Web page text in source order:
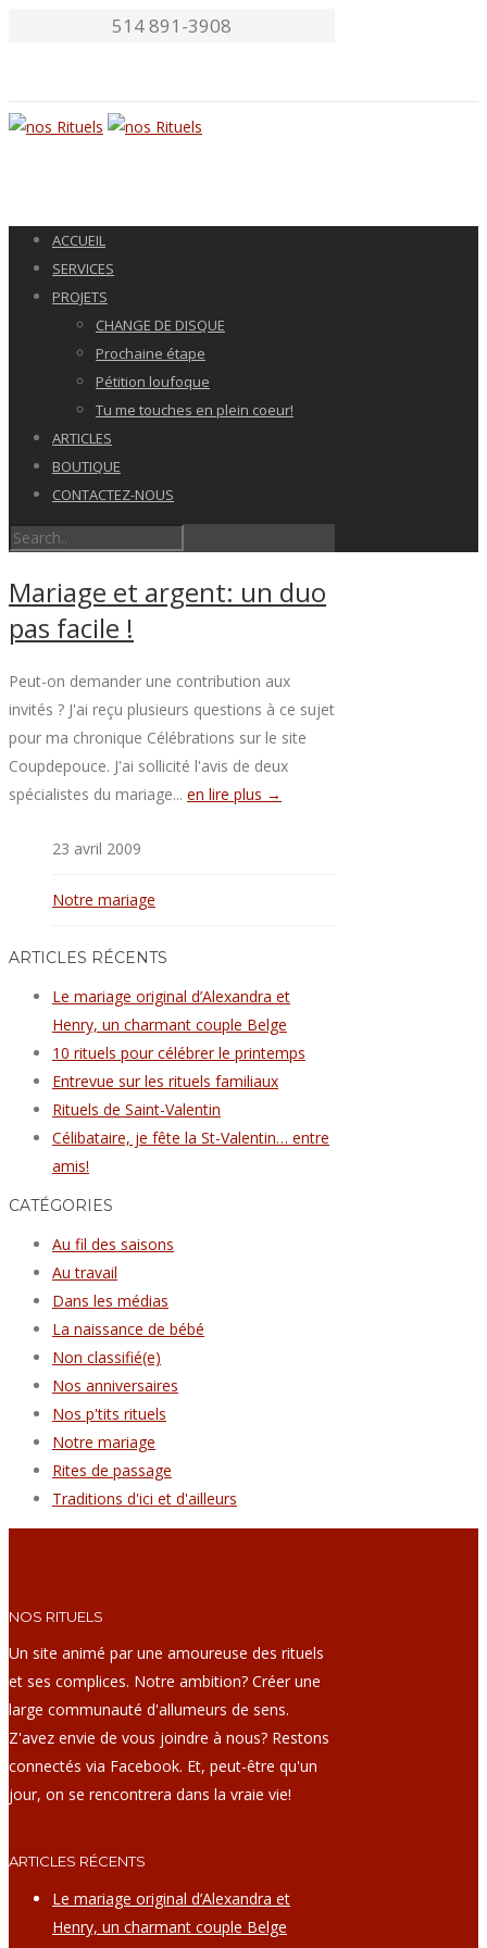
514 891-3908
ACCUEIL
SERVICES
PROJETS
CHANGE DE DISQUE
Prochaine étape
Pétition loufoque
Tu me touches en plein coeur!
ARTICLES
BOUTIQUE
CONTACTEZ-NOUS
Mariage et argent: un duo
pas facile !
Peut-on demander une contribution aux
invités ? J'ai reçu plusieurs questions à ce sujet
pour ma chronique Célébrations sur le site
Coupdepouce. J'ai sollicité l'avis de deux
spécialistes du mariage... en lire plus →
23 avril 2009
Notre mariage
ARTICLES RÉCENTS
Le mariage original d’Alexandra et
Henry, un charmant couple Belge
10 rituels pour célébrer le printemps
Entrevue sur les rituels familiaux
Rituels de Saint-Valentin
Célibataire, je fête la St-Valentin… entre
amis!
CATÉGORIES
Au fil des saisons
Au travail
Dans les médias
La naissance de bébé
Non classifié(e)
Nos anniversaires
Nos p'tits rituels
Notre mariage
Rites de passage
Traditions d'ici et d'ailleurs
NOS RITUELS
Un site animé par une amoureuse des rituels
et ses complices. Notre ambition? Créer une
large communauté d'allumeurs de sens.
Z'avez envie de vous joindre à nous? Restons
connectés via Facebook. Et, peut-être qu'un
jour, on se rencontrera dans la vraie vie!
ARTICLES RÉCENTS
Le mariage original d’Alexandra et
Henry, un charmant couple Belge